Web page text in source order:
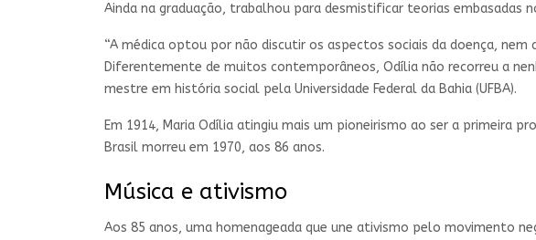
Ainda na graduação, trabalhou para desmistificar teorias
“A médica optou por não discutir os aspectos sociais da doença,
Diferentemente de muitos contemporâneos, Odília não recorreu a
mestre em história social pela Universidade Federal da Bahia (UFBA).
Em 1914, Maria Odília atingiu mais um pioneirismo ao ser a primeira
Brasil morreu em 1970, aos 86 anos.
Música e ativismo
Aos 85 anos, uma homenageada que une ativismo pelo movimento